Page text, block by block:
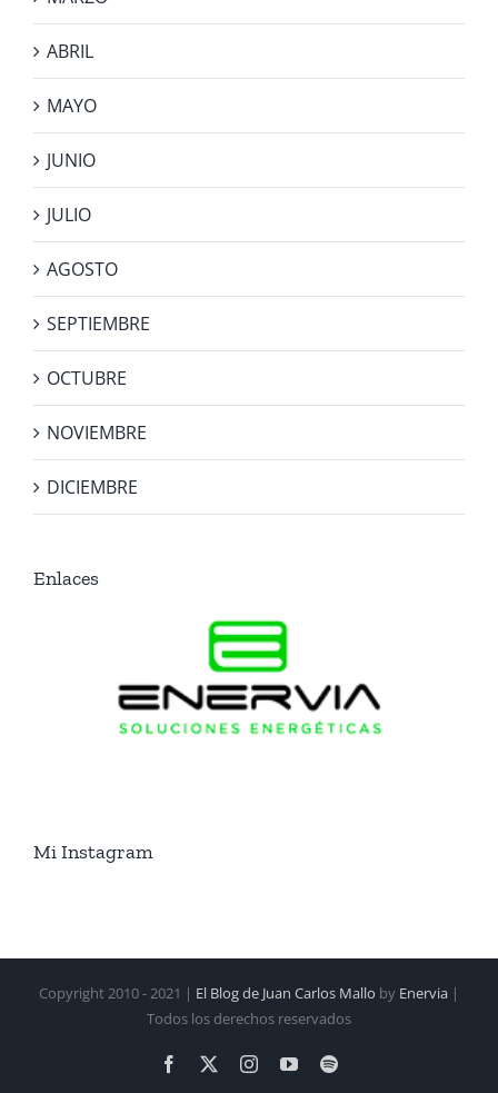
ABRIL
MAYO
JUNIO
JULIO
AGOSTO
SEPTIEMBRE
OCTUBRE
NOVIEMBRE
DICIEMBRE
Enlaces
Mi Instagram
Copyright 2010 - 2021 | El Blog de Juan Carlos Mallo by Enervia |
Todos los derechos reservados
Facebook InstagramYouTubeSpotify